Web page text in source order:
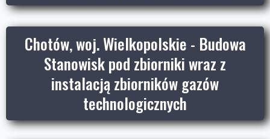
Chotów, woj. Wielkopolskie - Budowa
Stanowisk pod zbiorniki wraz z
instalacją zbiorników gazów
technologicznych